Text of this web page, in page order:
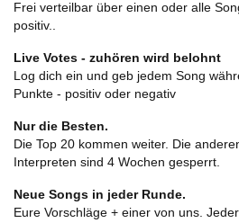
Frei verteilbar über einen oder alle
positiv..
Live Votes - zuhören wird belohnt
Log dich ein und geb jedem Song
Punkte - positiv oder negativ
Nur die Besten.
Die Top 20 kommen weiter. Die
Interpreten sind 4 Wochen gesperrt.
Neue Songs in jeder Runde.
Eure Vorschläge + einer von uns.